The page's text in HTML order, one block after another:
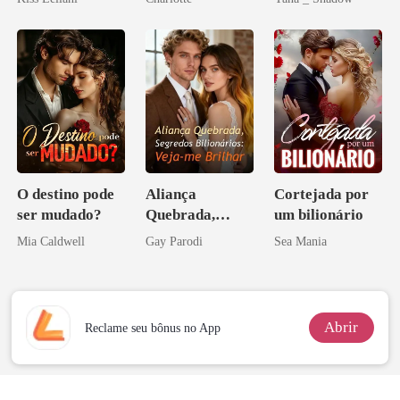
maligno
O destino pode
ser mudado?
Mia Caldwell
Aliança
Quebrada,
Segredos
Gay Parodi
Cortejada por
um bilionário
Sea Mania
Reclame seu bônus no App Abrir